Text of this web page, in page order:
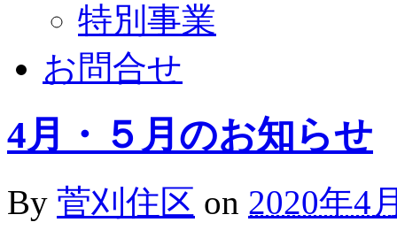
特別事業
お問合せ
4月・５月のお知らせ
By 菅刈住区 on 2020年4